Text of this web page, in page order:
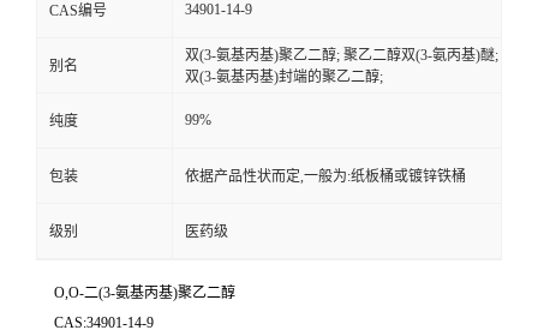
CAS编号 34901-14-9
别名
双(3-氨基丙基)聚乙二醇; 聚乙二醇双(3-氨丙基)醚;
双(3-氨基丙基)封端的聚乙二醇;
纯度 99%
包装 依据产品性状而定,一般为:纸板桶或镀锌铁桶
级别 医药级
O,O-二(3-氨基丙基)聚乙二醇
CAS:34901-14-9